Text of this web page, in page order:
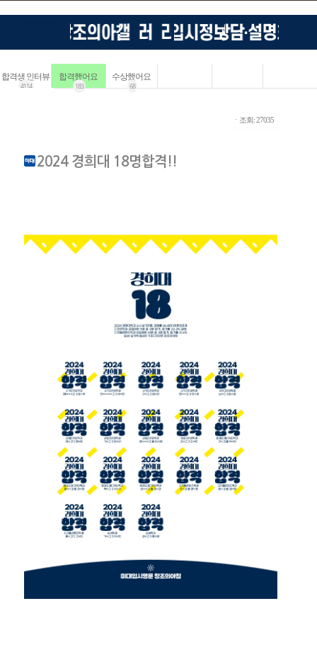
합격생 인터뷰
4114
합격했어요
183
수상했어요
68
ㆍ조회: 27035
2024 경희대 18명합격!!